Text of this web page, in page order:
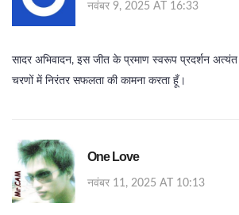
नवंबर 9, 2025 AT 16:33
सादर अभिवादन, इस जीत के प्रमाण स्वरूप प्रदर्शन
चरणों में निरंतर सफलता की कामना करता हूँ।
One Love
नवंबर 11, 2025 AT 10:13